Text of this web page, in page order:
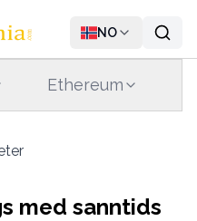
NO
Ethereum
med sanntids